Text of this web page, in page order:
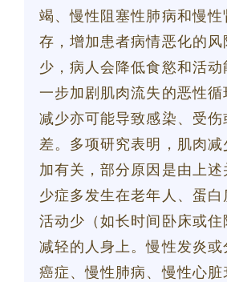
竭、慢性阻塞性肺病和慢
存，增加患者病情恶化的
少，病人会降低食慾和活
一步加剧肌肉流失的恶性
减少亦可能导致感染、受
差。多项研究表明，肌肉
加有关，部分原因是由上
少症多发生在老年人、蛋
活动少（如长时间卧床或
减轻的人身上。慢性发炎
癌症、慢性肺病、慢性心脏